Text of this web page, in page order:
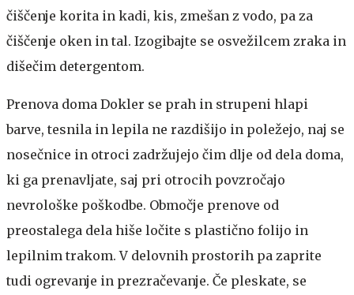
čiščenje korita in kadi, kis, zmešan z vodo, pa za
čiščenje oken in tal. Izogibajte se osvežilcem zraka in
dišečim detergentom.
Prenova doma Dokler se prah in strupeni hlapi
barve, tesnila in lepila ne razdišijo in poležejo, naj se
nosečnice in otroci zadržujejo čim dlje od dela doma,
ki ga prenavljate, saj pri otrocih povzročajo
nevrološke poškodbe. Območje prenove od
preostalega dela hiše ločite s plastično folijo in
lepilnim trakom. V delovnih prostorih pa zaprite
tudi ogrevanje in prezračevanje. Če pleskate, se